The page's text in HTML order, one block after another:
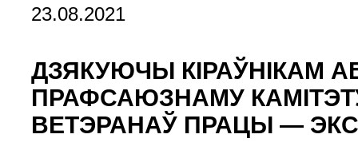
23.08.2021
ДЗЯКУЮЧЫ КІРАЎНІКАМ
ПРАФСАЮЗНАМУ
ВЕТЭРАНАЎ ПРАЦЫ —